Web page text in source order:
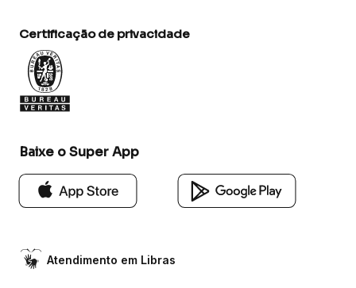
Certificação de privacidade
Baixe o Super App
Atendimento em Libras